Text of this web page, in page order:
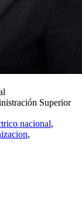
Superior
nacional,
,